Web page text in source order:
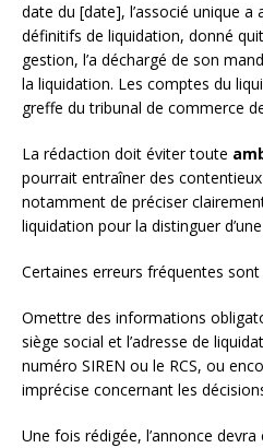
date du [date], l’associé unique
définitifs de liquidation, donné
gestion, l’a déchargé de son
la liquidation. Les comptes du
greffe du tribunal de commerce
La rédaction doit éviter toute
pourrait entraîner des
notamment de préciser
liquidation pour la distinguer
Certaines erreurs fréquentes sont
Omettre des informations
siège social et l’adresse de
numéro SIREN ou le RCS, ou
imprécise concernant les
Une fois rédigée, l’annonce